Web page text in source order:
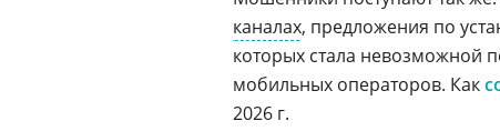
каналах, предложения по
которых стала невозможной
мобильных операторов. Как
2026 г.